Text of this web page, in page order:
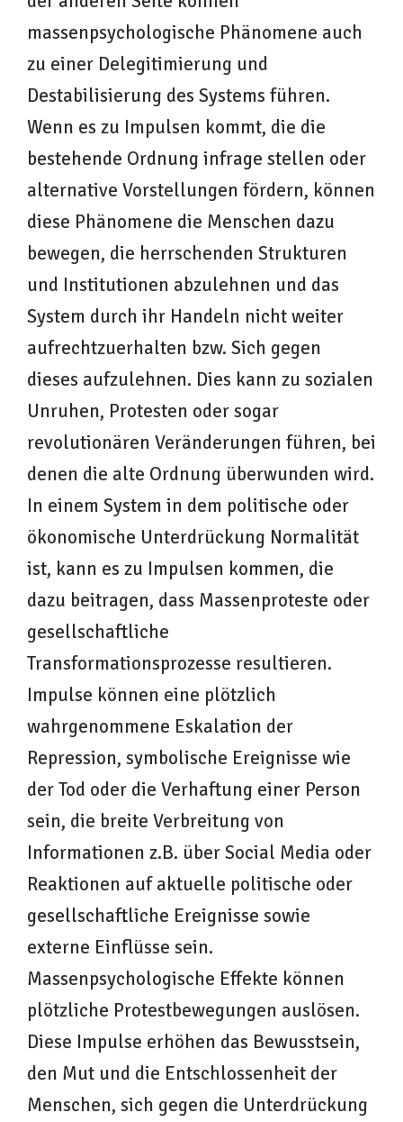
massenpsychologische Phänomene auch
zu einer Delegitimierung und
Destabilisierung des Systems führen.
Wenn es zu Impulsen kommt, die die
bestehende Ordnung infrage stellen oder
alternative Vorstellungen fördern, können
diese Phänomene die Menschen dazu
bewegen, die herrschenden Strukturen
und Institutionen abzulehnen und das
System durch ihr Handeln nicht weiter
aufrechtzuerhalten bzw. Sich gegen
dieses aufzulehnen. Dies kann zu sozialen
Unruhen, Protesten oder sogar
revolutionären Veränderungen führen, bei
denen die alte Ordnung überwunden wird.
In einem System in dem politische oder
ökonomische Unterdrückung Normalität
ist, kann es zu Impulsen kommen, die
dazu beitragen, dass Massenproteste oder
gesellschaftliche
Transformationsprozesse resultieren.
Impulse können eine plötzlich
wahrgenommene Eskalation der
Repression, symbolische Ereignisse wie
der Tod oder die Verhaftung einer Person
sein, die breite Verbreitung von
Informationen z.B. über Social Media oder
Reaktionen auf aktuelle politische oder
gesellschaftliche Ereignisse sowie
externe Einflüsse sein.
Massenpsychologische Effekte können
plötzliche Protestbewegungen auslösen.
Diese Impulse erhöhen das Bewusstsein,
den Mut und die Entschlossenheit der
Menschen, sich gegen die Unterdrückung